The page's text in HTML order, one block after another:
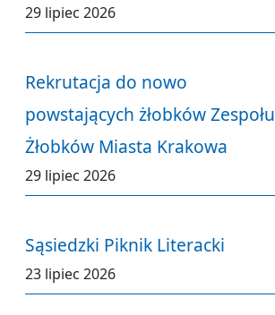
29 lipiec 2026
Rekrutacja do nowo
powstających żłobków Zespołu
Żłobków Miasta Krakowa
29 lipiec 2026
Sąsiedzki Piknik Literacki
23 lipiec 2026